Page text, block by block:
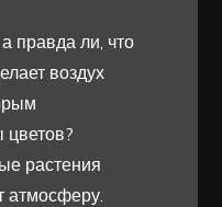
правда ли, что
воздух
растения
атмосферу.